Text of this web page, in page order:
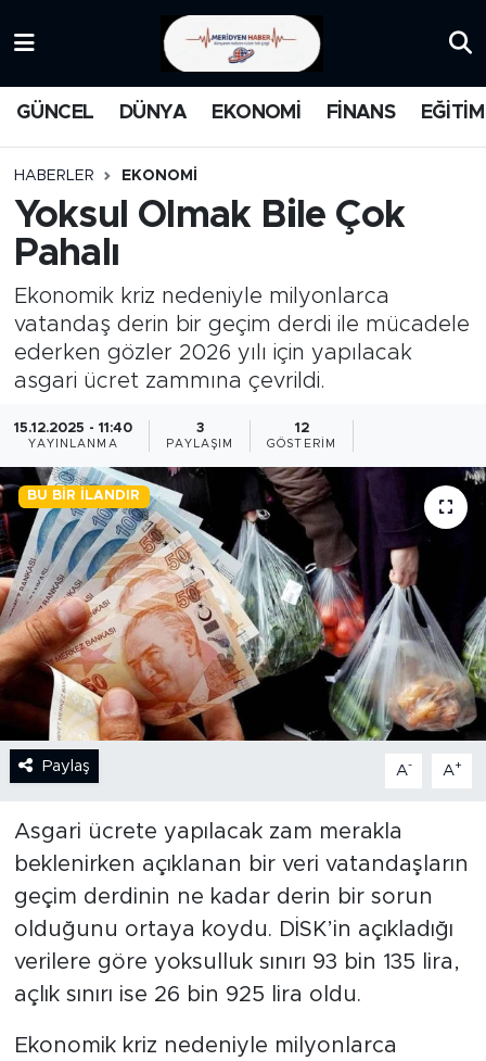
GÜNCEL DÜNYA EKONOMİ FİNANS EĞİTİM
HABERLER EKONOMİ
Yoksul Olmak Bile Çok
Pahalı
Ekonomik kriz nedeniyle milyonlarca
vatandaş derin bir geçim derdi ile mücadele
ederken gözler 2026 yılı için yapılacak
asgari ücret zammına çevrildi.
15.12.2025 - 11:40
YAYINLANMA
3
PAYLAŞIM
12
GÖSTERIM
BU BIR İLANDIR
Paylaş A- A+
Asgari ücrete yapılacak zam merakla
beklenirken açıklanan bir veri vatandaşların
geçim derdinin ne kadar derin bir sorun
olduğunu ortaya koydu. DİSK’in açıkladığı
verilere göre yoksulluk sınırı 93 bin 135 lira,
açlık sınırı ise 26 bin 925 lira oldu.
Ekonomik kriz nedeniyle milyonlarca
MEDYA
FİNANS
DÜNYA
KARİKATÜR
BİLİM-TEKNOLOJİ
RÖPÖRTAJ
ANALİZ
NOSTALJİ
KULİS
DİNİ
EKONOMİ
Trafik Durumu
Süper Lig Puan Durumu ve Fikstür
Tüm Manşetler
Haber Arşivi